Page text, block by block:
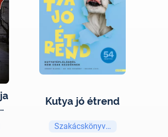
Kutya jó étrend
Szakácskönyvek